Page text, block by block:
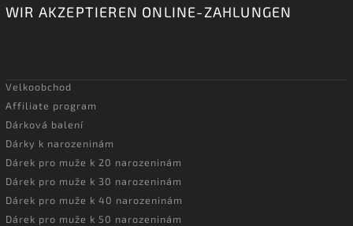
WIR AKZEPTIEREN ONLINE-ZAHLUNGEN
Velkoobchod
Affiliate program
Dárková balení
Dárky k narozeninám
Dárek pro muže k 20 narozeninám
Dárek pro muže k 30 narozeninám
Dárek pro muže k 40 narozeninám
Dárek pro muže k 50 narozeninám